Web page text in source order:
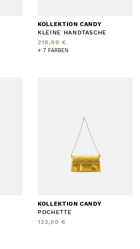
KOLLEKTION CANDY
KLEINE HANDTASCHE
218,00 €
+ 7 FARBEN
KOLLEKTION CANDY
POCHETTE
123,00 €